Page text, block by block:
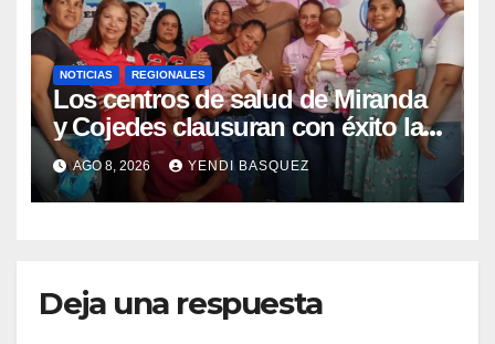
NOTICIAS REGIONALES
Los centros de salud de Miranda
y Cojedes clausuran con éxito la
Semana Mundial de la Lactancia
Materna
AGO 8, 2026 YENDI BASQUEZ
Deja una respuesta